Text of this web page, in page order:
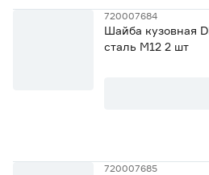
720007684
Шайба кузовная
сталь М12 2 шт
720007685